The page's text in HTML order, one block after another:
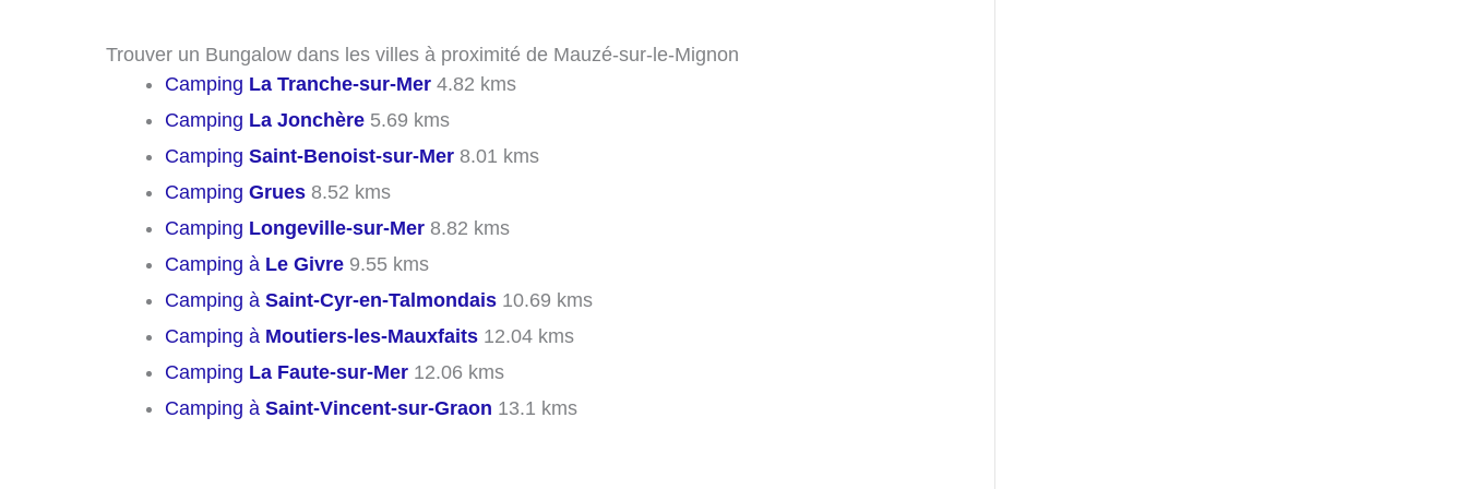
Trouver un Bungalow dans les villes à proximité de Mauzé-sur-le-Mignon
Camping La Tranche-sur-Mer 4.82 kms
Camping La Jonchère 5.69 kms
Camping Saint-Benoist-sur-Mer 8.01 kms
Camping Grues 8.52 kms
Camping Longeville-sur-Mer 8.82 kms
Camping à Le Givre 9.55 kms
Camping à Saint-Cyr-en-Talmondais 10.69 kms
Camping à Moutiers-les-Mauxfaits 12.04 kms
Camping La Faute-sur-Mer 12.06 kms
Camping à Saint-Vincent-sur-Graon 13.1 kms